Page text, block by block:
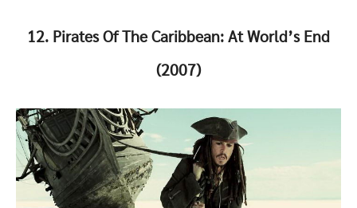
12. Pirates Of The Caribbean: At World’s End
(2007)